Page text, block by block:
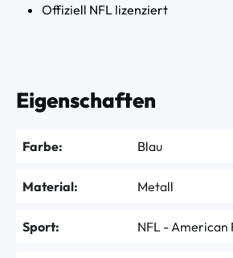
Offiziell NFL lizenziert
Eigenschaften
Farbe: Blau
Material: Metall
Sport: NFL - American